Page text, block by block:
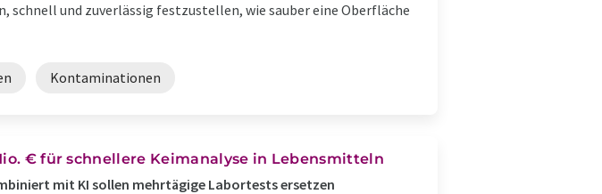
schnell und zuverlässig festzustellen, wie sauber eine Oberfläche
Kontaminationen
€ für schnellere Keimanalyse in Lebensmitteln
mit KI sollen mehrtägige Labortests ersetzen